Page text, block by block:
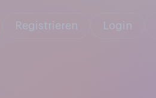
Registrieren Login